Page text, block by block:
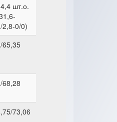
шт.о.
2,8-0/0)
65,35
68,28
73,06